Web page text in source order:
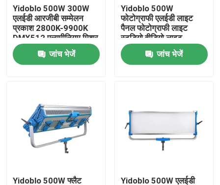
कारखाने का दौरा
गुणवत्ता नियंत्रण
समाचार
मामले
एलईडी वीडियो स्टूडियो लाइट्स
Yidoblo 500W 300W
एलईडी आरजीबी सम्मेलन
प्रकाश 2800K-9900K
DMX512 एल्यूमीनियम मिश्र
धातु बैठक के लिए डिम करने
योग्य पैनल प्रकाश
जांच भेजें
Yidoblo 500W
फोटोग्राफी एलईडी लाइट
पैनल फोटोग्राफी लाइट
स्टूडियो वीडियो लाइट
Fatcory
जांच भेजें
Yidoblo 500W फ्लैट Yidoblo 500W एलईडी